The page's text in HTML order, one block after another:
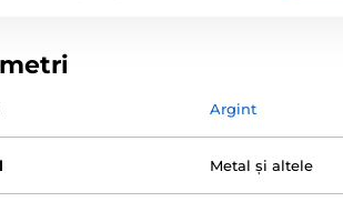
Argint
Metal și altele